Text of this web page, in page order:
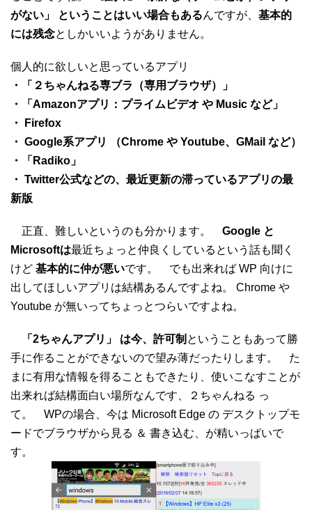
がない」 ということはいい場合もあるんですが、 基本的
には残念としかいいようがありません。
個人的に欲しいと思っているアプリ
・「２ちゃんねる専ブラ（専用ブラウザ）」
・「Amazonアプリ：プライムビデオ や Music など」
・ Firefox
・ Google系アプリ （Chrome や Youtube、GMail など）
・「Radiko」
・ Twitter公式などの、最近更新の滞っているアプリの最
新版
正直、難しいというのも分かります。 Google と
Microsoftは最近ちょっと仲良くしているという話も聞く
けど 基本的に仲が悪いです。 でも出来れば WP 向けに
出してほしいアプリは結構あるんですよね。 Chrome や
Youtube が無いってちょっとつらいですよね。
「2ちゃんアプリ」 は今、許可制 ということもあって勝
手に作ることができないので望み薄だったりします。 た
まに有用な情報を得ることもできたり、使いこなすことが
出来れば結構面白い場所なんです、２ちゃんねる っ
て。 WPの場合、今は Microsoft Edge の デスクトップモ
ードでブラウザから見る ＆ 書き込む、が精いっぱいで
す。